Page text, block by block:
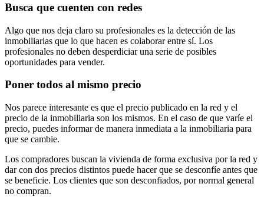
Busca que cuenten con redes
Algo que nos deja claro su profesionales es la detección de las
inmobiliarias que lo que hacen es colaborar entre sí. Los
profesionales no deben desperdiciar una serie de posibles
oportunidades para vender.
Poner todos al mismo precio
Nos parece interesante es que el precio publicado en la red y el
precio de la inmobiliaria son los mismos. En el caso de que varíe el
precio, puedes informar de manera inmediata a la inmobiliaria para
que se cambie.
Los compradores buscan la vivienda de forma exclusiva por la red y
dar con dos precios distintos puede hacer que se desconfíe antes que
se beneficie. Los clientes que son desconfiados, por normal general
no compran.